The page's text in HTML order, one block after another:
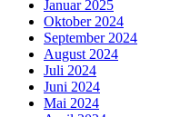
Januar 2025
Oktober 2024
September 2024
August 2024
Juli 2024
Juni 2024
Mai 2024